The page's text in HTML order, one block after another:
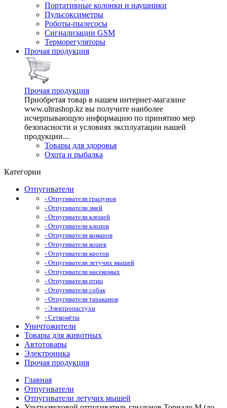
Портативные колонки и наушники
Пульсоксиметры
Роботы-пылесосы
Сигнализации GSM
Терморегуляторы
Прочая продукция
Прочая продукция
Приобретая товар в нашем интернет-магазине
www.ultrashop.kz вы получите наиболее
исчерпывающую информацию по принятию мер
безопасности и условиях эксплуатации нашей
продукции...
Товары для здоровья
Охота и рыбалка
Категории
Отпугиватели
- Отпугиватели грызунов
- Отпугиватели змей
- Отпугиватели клещей
- Отпугиватели клопов
- Отпугиватели комаров
- Отпугиватели кошек
- Отпугиватели кротов
- Отпугиватели летучих мышей
- Отпугиватели насекомых
- Отпугиватели птиц
- Отпугиватели собак
- Отпугиватели тараканов
- Электропастухи
- Сеткомёты
Уничтожители
Товары для животных
Автотовары
Электроника
Прочая продукция
Главная
Отпугиватели
Отпугиватели летучих мышей